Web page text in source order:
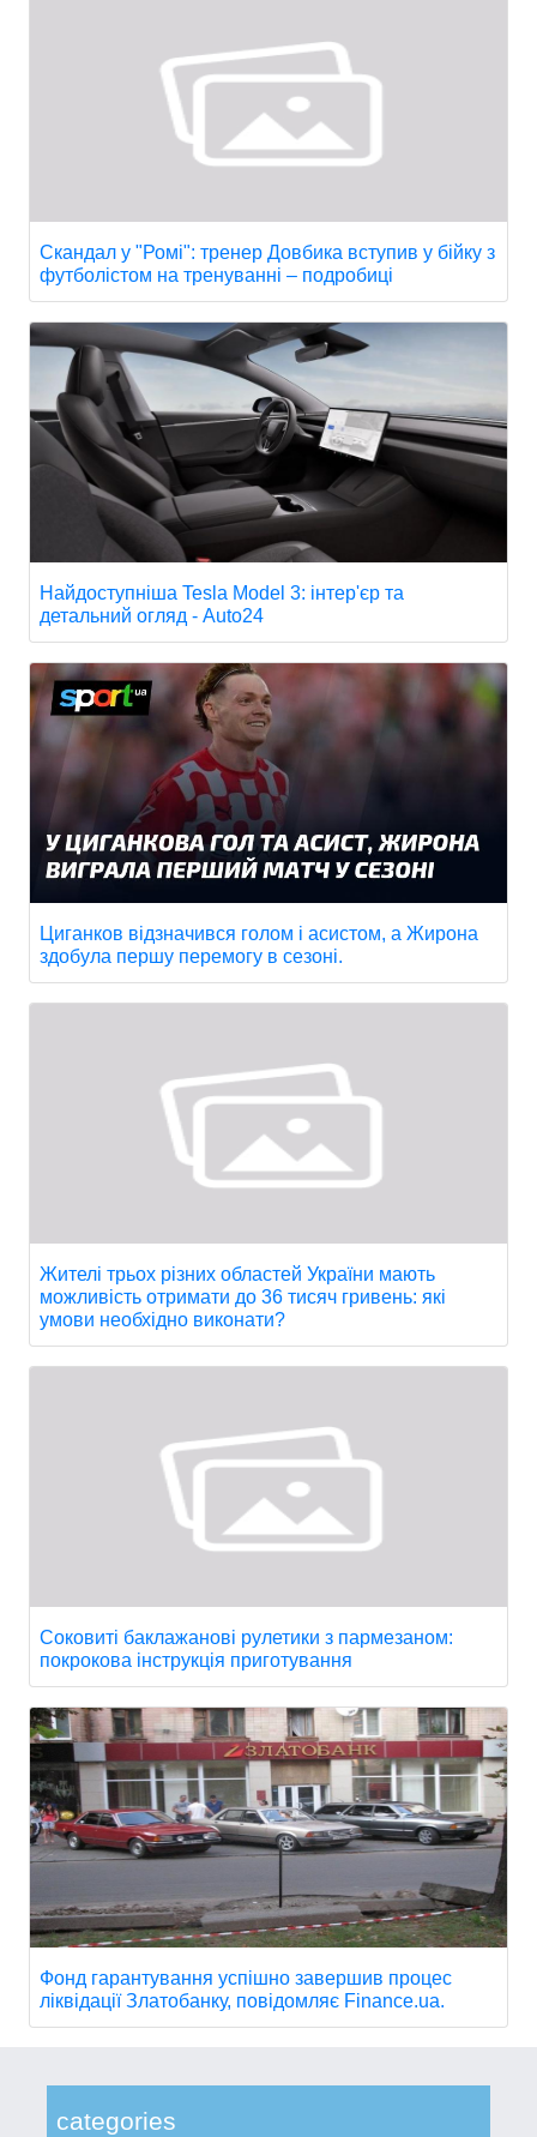
categories
Скандал у "Ромі": тренер Довбика вступив у бійку з
футболістом на тренуванні – подробиці
Найдоступніша Tesla Model 3: інтер'єр та
детальний огляд - Auto24
Циганков відзначився голом і асистом, а Жирона
здобула першу перемогу в сезоні.
Жителі трьох різних областей України мають
можливість отримати до 36 тисяч гривень: які
умови необхідно виконати?
Соковиті баклажанові рулетики з пармезаном:
покрокова інструкція приготування
Фонд гарантування успішно завершив процес
ліквідації Златобанку, повідомляє Finance.ua.